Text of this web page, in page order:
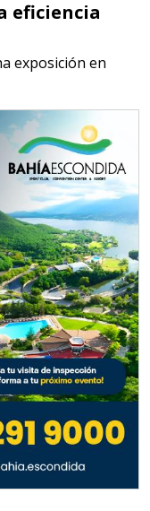
DE
y
y
y
eficiencia
exposición en